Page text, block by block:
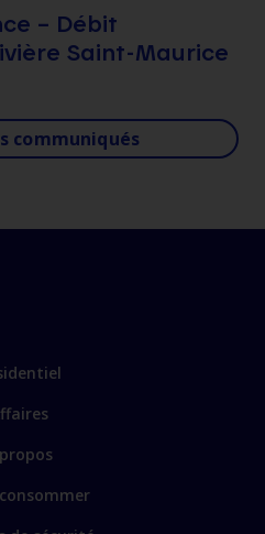
– Débit
Saint-Maurice
communiqués